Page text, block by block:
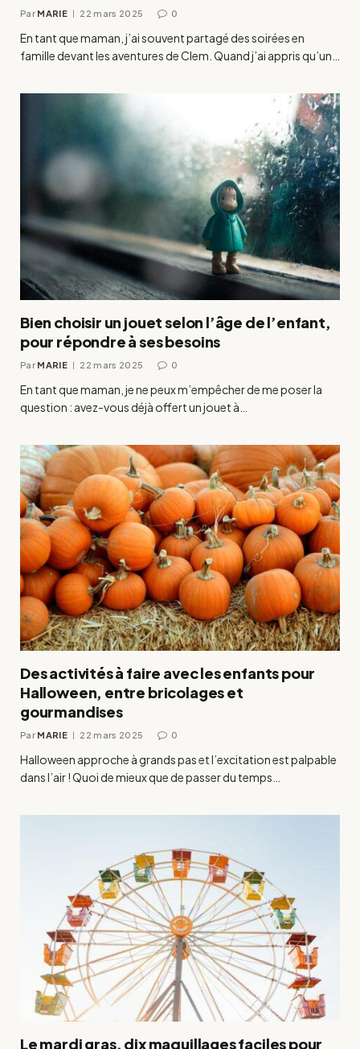
Par MARIE 22 mars 2025 0
En tant que maman, j’ai souvent partagé des soirées en
famille devant les aventures de Clem. Quand j’ai appris qu’un…
Bien choisir un jouet selon l’âge de l’enfant,
pour répondre à ses besoins
Par MARIE 22 mars 2025 0
En tant que maman, je ne peux m’empêcher de me poser la
question : avez-vous déjà offert un jouet à…
Des activités à faire avec les enfants pour
Halloween, entre bricolages et
gourmandises
Par MARIE 22 mars 2025 0
Halloween approche à grands pas et l’excitation est palpable
dans l’air ! Quoi de mieux que de passer du temps…
Le mardi gras, dix maquillages faciles pour